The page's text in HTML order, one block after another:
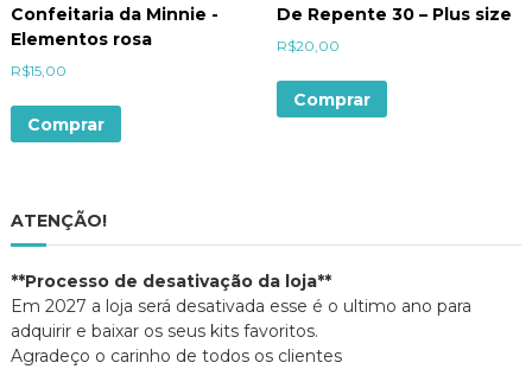
Confeitaria da Minnie -
Elementos rosa
R$15,00
Comprar
De Repente 30 – Plus size
R$20,00
Comprar
ATENÇÃO!
**Processo de desativação da loja**
Em 2027 a loja será desativada esse é o ultimo ano para
adquirir e baixar os seus kits favoritos.
Agradeço o carinho de todos os clientes